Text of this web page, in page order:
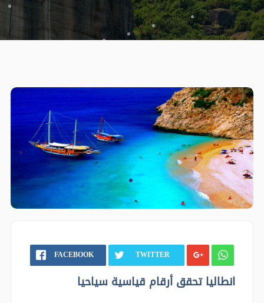
FACEBOOK TWITTER
انطاليا تحقق أرقام قياسية سياحيا